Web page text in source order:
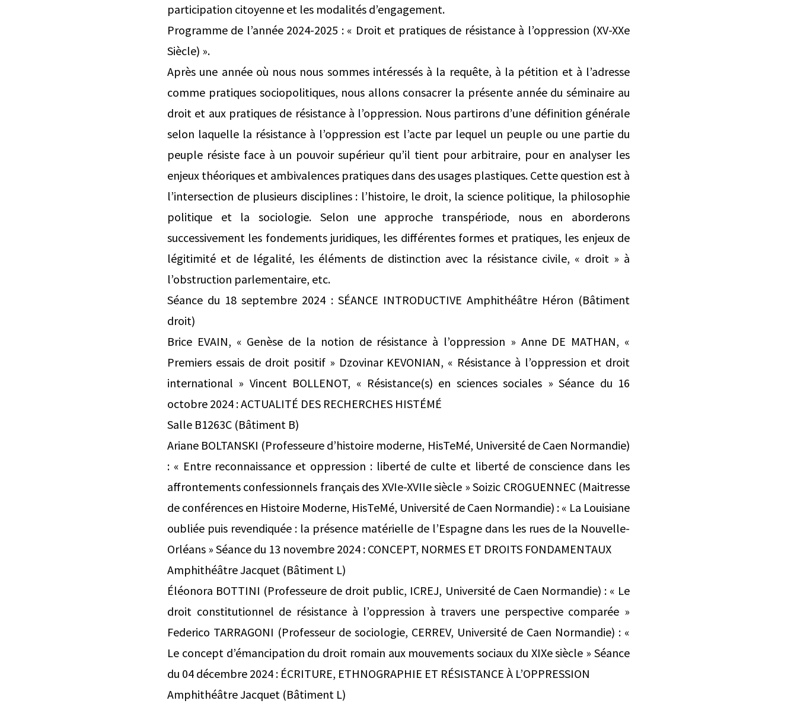
participation citoyenne et les modalités d’engagement.
Programme de l’année 2024-2025 : « Droit et pratiques de résistance à l’oppression (XV-XXe
Siècle) ».
Après une année où nous nous sommes intéressés à la requête, à la pétition et à l’adresse
comme pratiques sociopolitiques, nous allons consacrer la présente année du séminaire au
droit et aux pratiques de résistance à l’oppression. Nous partirons d’une définition générale
selon laquelle la résistance à l’oppression est l’acte par lequel un peuple ou une partie du
peuple résiste face à un pouvoir supérieur qu’il tient pour arbitraire, pour en analyser les
enjeux théoriques et ambivalences pratiques dans des usages plastiques. Cette question est à
l’intersection de plusieurs disciplines : l’histoire, le droit, la science politique, la philosophie
politique et la sociologie. Selon une approche transpériode, nous en aborderons
successivement les fondements juridiques, les différentes formes et pratiques, les enjeux de
légitimité et de légalité, les éléments de distinction avec la résistance civile, « droit » à
l’obstruction parlementaire, etc.
Séance du 18 septembre 2024 : SÉANCE INTRODUCTIVE Amphithéâtre Héron (Bâtiment
droit)
Brice EVAIN, « Genèse de la notion de résistance à l’oppression » Anne DE MATHAN, «
Premiers essais de droit positif » Dzovinar KEVONIAN, « Résistance à l’oppression et droit
international » Vincent BOLLENOT, « Résistance(s) en sciences sociales » Séance du 16
octobre 2024 : ACTUALITÉ DES RECHERCHES HISTÉMÉ
Salle B1263C (Bâtiment B)
Ariane BOLTANSKI (Professeure d’histoire moderne, HisTeMé, Université de Caen Normandie)
: « Entre reconnaissance et oppression : liberté de culte et liberté de conscience dans les
affrontements confessionnels français des XVIe-XVIIe siècle » Soizic CROGUENNEC (Maitresse
de conférences en Histoire Moderne, HisTeMé, Université de Caen Normandie) : « La Louisiane
oubliée puis revendiquée : la présence matérielle de l’Espagne dans les rues de la Nouvelle-
Orléans » Séance du 13 novembre 2024 : CONCEPT, NORMES ET DROITS FONDAMENTAUX
Amphithéâtre Jacquet (Bâtiment L)
Éléonora BOTTINI (Professeure de droit public, ICREJ, Université de Caen Normandie) : « Le
droit constitutionnel de résistance à l’oppression à travers une perspective comparée »
Federico TARRAGONI (Professeur de sociologie, CERREV, Université de Caen Normandie) : «
Le concept d’émancipation du droit romain aux mouvements sociaux du XIXe siècle » Séance
du 04 décembre 2024 : ÉCRITURE, ETHNOGRAPHIE ET RÉSISTANCE À L’OPPRESSION
Amphithéâtre Jacquet (Bâtiment L)